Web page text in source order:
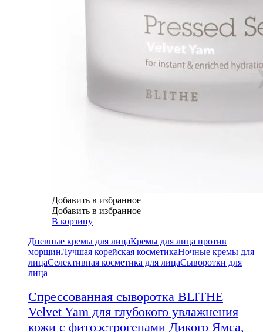
Добавить в избранное
Добавить в избранное
В корзину
Дневные кремы для лицаКремы для лица против
морщинЛучшая корейская косметикаНочные кремы для
лицаСелективная косметика для лицаСыворотки для
лица
Спрессованная сыворотка BLITHE
Velvet Yam для глубокого увлажнения
кожи с фитоэстрогенами Дикого Ямса,